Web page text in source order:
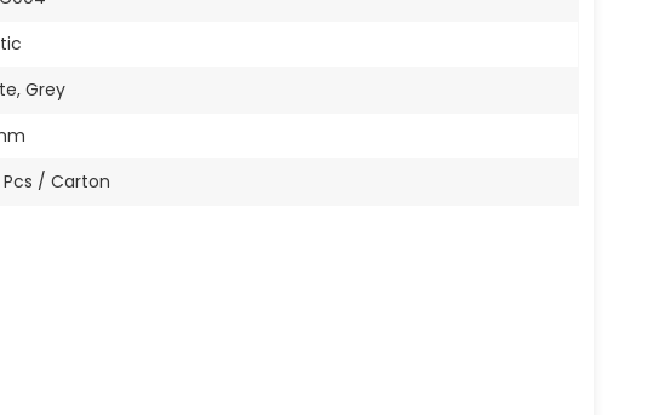
Grey
/ Carton